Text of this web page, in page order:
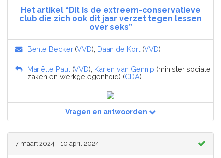
Het artikel “Dit is de extreem-conservatieve
club die zich ook dit jaar verzet tegen lessen
over seks”
Bente Becker (VVD), Daan de Kort (VVD)
Mariëlle Paul (VVD), Karien van Gennip (minister sociale
zaken en werkgelegenheid) (CDA)
Vragen en antwoorden
7 maart 2024 - 10 april 2024